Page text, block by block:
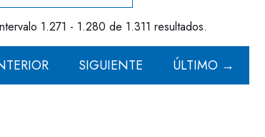
1.271 - 1.280 de 1.311 resultados.
SIGUIENTE ÚLTIMO →